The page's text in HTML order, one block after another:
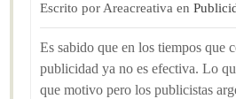
Escrito por Areacreativa en
Es sabido que en los tiempos que
publicidad ya no es efectiva. Lo
que motivo pero los publicistas